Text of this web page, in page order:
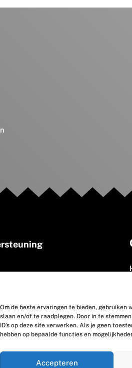
Om de beste ervaringen te bieden,
slaan en/of te raadplegen. Door in te
ID's op deze site verwerken. Als je geen
hebben op bepaalde functies en
Accepteren